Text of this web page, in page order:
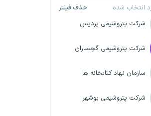
حذف فیلتر
شرکت پتروشیمی پردیس
شرکت‌ پتروشیمی گچساران
سازمان نهاد کتابخانه ها
شرکت پتروشیمی بوشهر